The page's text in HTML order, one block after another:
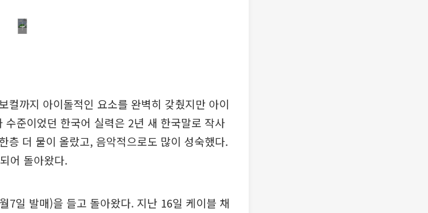
컬까지 아이돌적인 요소를 완벽히 갖췄지만 아이
준이었던 한국어 실력은 2년 새 한국말로 작사
층 더 물이 올랐고, 음악적으로도 많이 성숙했다.
어 돌아왔다.
7일 발매)을 들고 돌아왔다. 지난 16일 케이블 채